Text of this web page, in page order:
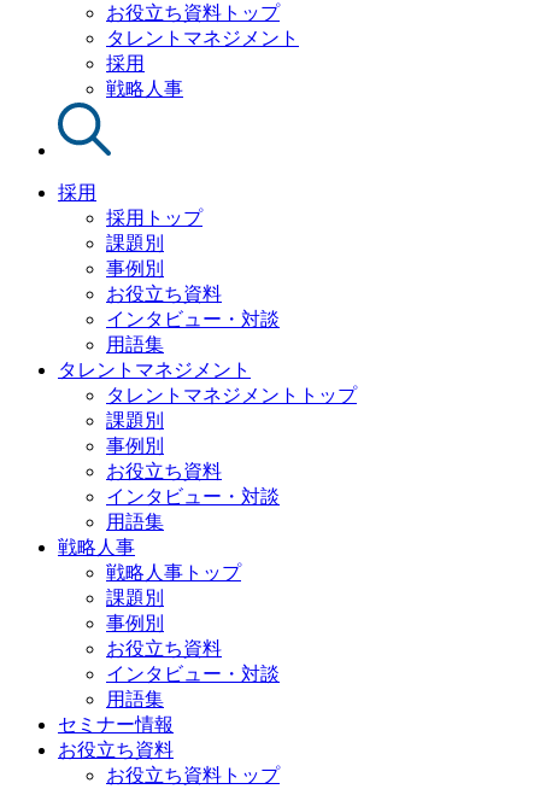
お役立ち資料トップ
タレントマネジメント
採用
戦略人事
採用
採用トップ
課題別
事例別
お役立ち資料
インタビュー・対談
用語集
タレントマネジメント
タレントマネジメントトップ
課題別
事例別
お役立ち資料
インタビュー・対談
用語集
戦略人事
戦略人事トップ
課題別
事例別
お役立ち資料
インタビュー・対談
用語集
セミナー情報
お役立ち資料
お役立ち資料トップ